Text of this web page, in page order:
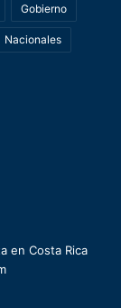
Gobierno
Nacionales
en Costa Rica